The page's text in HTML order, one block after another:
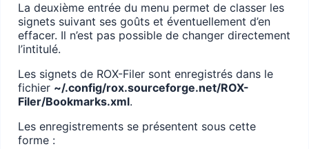
La deuxième entrée du menu permet de classer les
signets suivant ses goûts et éventuellement d’en
effacer. Il n’est pas possible de changer directement
l’intitulé.
Les signets de ROX-Filer sont enregistrés dans le
fichier ~/.config/rox.sourceforge.net/ROX-
Filer/Bookmarks.xml.
Les enregistrements se présentent sous cette
forme :